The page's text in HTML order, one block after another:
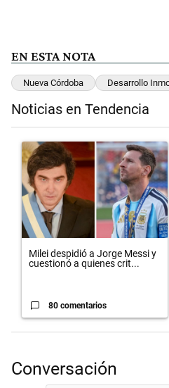
EN ESTA NOTA
Nueva Córdoba Desarrollo
Noticias en Tendencia
Un artículo de tendencia con el
Milei despidió a Jorge Messi y
cuestionó a quienes crit...
80 comentarios
Conversación